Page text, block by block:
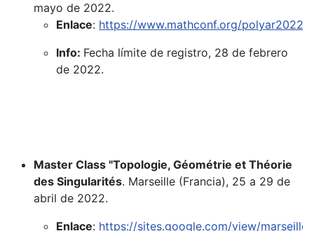
mayo de 2022.
Enlace: https://www.mathconf.org/polyar2022
Info: Fecha límite de registro, 28 de febrero
de 2022.
Master Class "Topologie, Géométrie et Théorie
des Singularités. Marseille (Francia), 25 a 29 de
abril de 2022.
Enlace: https://sites.google.com/view/marseille-